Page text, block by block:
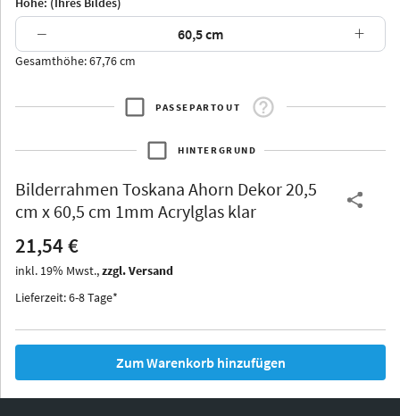
Thurgau
Iowa
− +
Gesamthöhe: 67,76 cm
PASSEPARTOUT
HINTERGRUND
Bilderrahmen Toskana Ahorn Dekor 20,5
cm x 60,5 cm 1mm Acrylglas klar
21,54 €
inkl. 19% Mwst.,zzgl. Versand
Lieferzeit: 6-8 Tage*
Zum Warenkorb hinzufügen